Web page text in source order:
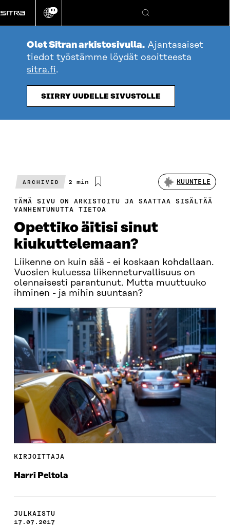
suoraan
sisältöön
Vaihda
kieli
FI
Hae
Olet Sitran arkistosivulla. Ajantasaiset
tiedot työstämme löydät osoitteesta
sitra.fi.
SIIRRY UUDELLE SIVUSTOLLE
ARCHIVED
Arvioitu
2 min KUUNTELE
TÄMÄ SIVU ON ARKISTOITU JA SAATTAA SISÄLTÄÄ
VANHENTUNUTTA TIETOA
Opettiko äitisi sinut
kiukuttelemaan?
Liikenne on kuin sää - ei koskaan kohdallaan.
Vuosien kuluessa liikenneturvallisuus on
olennaisesti parantunut. Mutta muuttuuko
ihminen - ja mihin suuntaan?
KIRJOITTAJA
Harri Peltola
JULKAISTU
17.07.2017